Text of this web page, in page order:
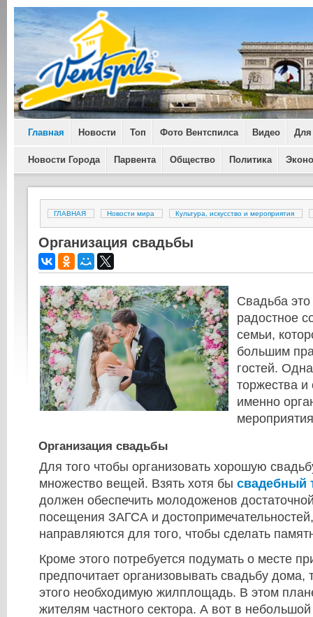
Главная Новости Топ Фото Вентспилса Видео Для
Новости Города Парвента Общество Политика
ГЛАВНАЯ Новости мира Культура, искусство и мероприятия
Организация свадьбы
Свадьба
радостное
семьи,
большим
гостей.
торжества и
именно
Организация свадьбы
Для того чтобы организовать хорошую
множество вещей. Взять хотя бы свадебный
должен обеспечить молодоженов
посещения ЗАГСА и
направляются для того, чтобы сделать
Кроме этого потребуется подумать о месте
предпочитает организовывать свадьбу дома,
этого необходимую жилплощадь. В этом
жителям частного сектора. А вот в небольшой